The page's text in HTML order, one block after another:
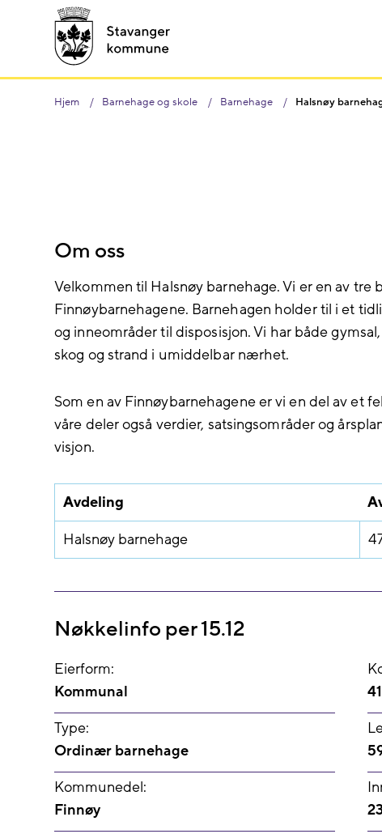
Hjem Barnehage og skole Barnehage Halsnøy
Om oss
Velkommen til Halsnøy barnehage. Vi er en av tre
Finnøybarnehagene. Barnehagen holder til i et
og inneområder til disposisjon. Vi har både
skog og strand i umiddelbar nærhet.
Som en av Finnøybarnehagene er vi en del av et
våre deler også verdier, satsingsområder og
visjon.
Avdeling
Halsnøy barnehage
Nøkkelinfo per 15.12
Eierform:
Kommunal
Type:
Ordinær barnehage
Kommunedel:
Finnøy